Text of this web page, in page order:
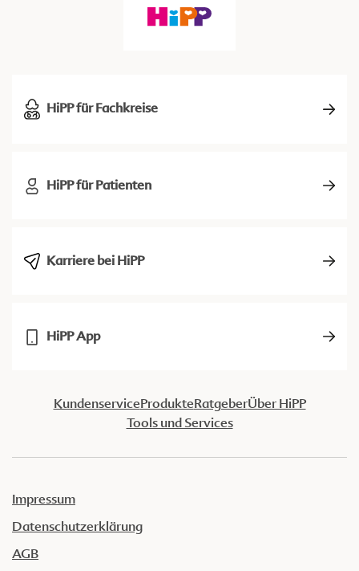
HiPP für Fachkreise
HiPP für Patienten
Karriere bei HiPP
HiPP App
KundenserviceProdukteRatgeberÜber HiPP
Tools und Services
Impressum
Datenschutzerklärung
AGB